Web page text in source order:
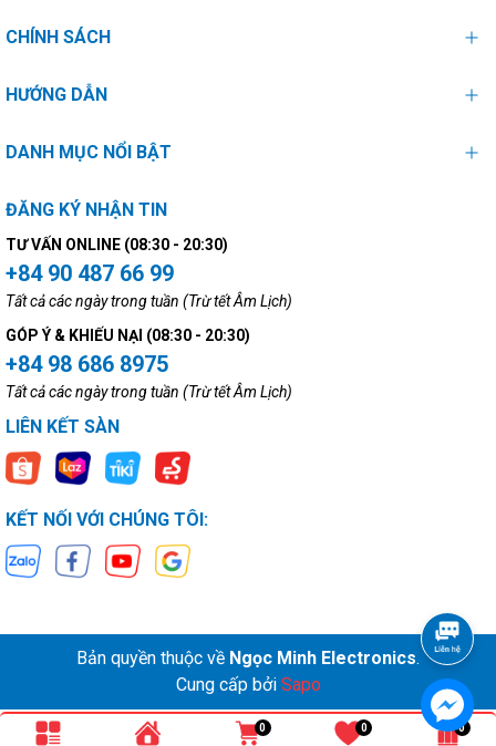
CHÍNH SÁCH
HƯỚNG DẪN
DANH MỤC NỔI BẬT
ĐĂNG KÝ NHẬN TIN
TƯ VẤN ONLINE (08:30 - 20:30)
+84 90 487 66 99
Tất cả các ngày trong tuần (Trừ tết Âm Lịch)
GÓP Ý & KHIẾU NẠI (08:30 - 20:30)
+84 98 686 8975
Tất cả các ngày trong tuần (Trừ tết Âm Lịch)
LIÊN KẾT SÀN
KẾT NỐI VỚI CHÚNG TÔI:
Bản quyền thuộc về Ngọc Minh Electronics.
Cung cấp bởi Sapo
0 0 0